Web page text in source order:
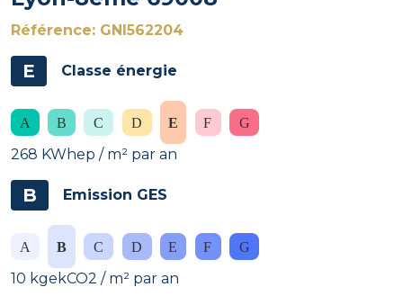
Référence: GNI562204
E Classe énergie
268 KWhep / m² par an
B Emission GES
10 kgekCO2 / m² par an